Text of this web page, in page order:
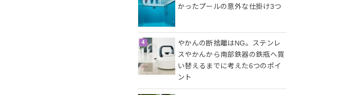
かったプールの意外な仕掛け3つ
やかんの断捨離はNG。ステンレ
スやかんから南部鉄器の鉄瓶へ買
い替えるまでに考えた6つのポイ
ント